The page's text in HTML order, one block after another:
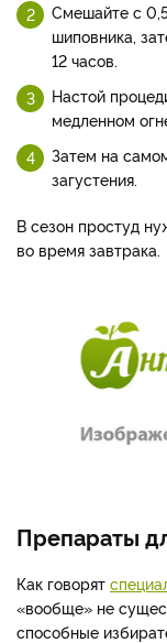
Смешайте с
шиповника,
12 часов.
Настой
медленном
Затем на
загустения.
В сезон простуд
во время завтрака.
Препараты
Как говорят
«вообще» не
способные